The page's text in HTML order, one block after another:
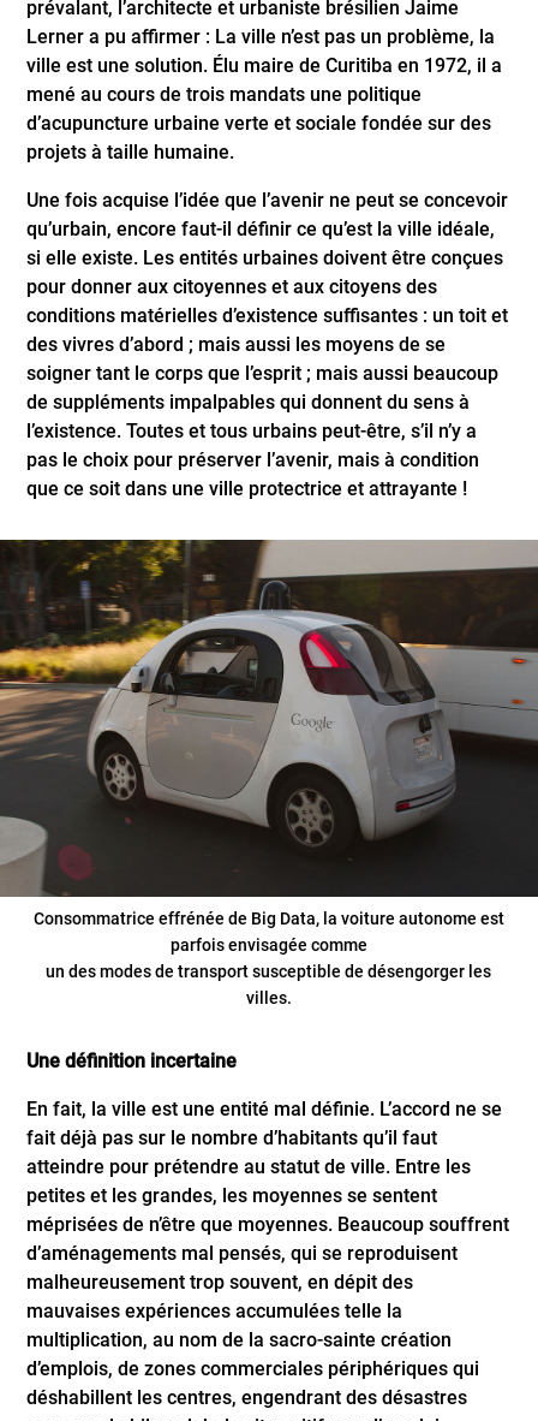
prévalant, l’architecte et urbaniste brésilien Jaime
Lerner a pu affirmer : La ville n’est pas un problème, la
ville est une solution. Élu maire de Curitiba en 1972, il a
mené au cours de trois mandats une politique
d’acupuncture urbaine verte et sociale fondée sur des
projets à taille humaine.
Une fois acquise l’idée que l’avenir ne peut se concevoir
qu’urbain, encore faut-il définir ce qu’est la ville idéale,
si elle existe. Les entités urbaines doivent être conçues
pour donner aux citoyennes et aux citoyens des
conditions matérielles d’existence suffisantes : un toit et
des vivres d’abord ; mais aussi les moyens de se
soigner tant le corps que l’esprit ; mais aussi beaucoup
de suppléments impalpables qui donnent du sens à
l’existence. Toutes et tous urbains peut-être, s’il n’y a
pas le choix pour préserver l’avenir, mais à condition
que ce soit dans une ville protectrice et attrayante !
Consommatrice effrénée de Big Data, la voiture autonome est
parfois envisagée comme
un des modes de transport susceptible de désengorger les
villes.
Une définition incertaine
En fait, la ville est une entité mal définie. L’accord ne se
fait déjà pas sur le nombre d’habitants qu’il faut
atteindre pour prétendre au statut de ville. Entre les
petites et les grandes, les moyennes se sentent
méprisées de n’être que moyennes. Beaucoup souffrent
d’aménagements mal pensés, qui se reproduisent
malheureusement trop souvent, en dépit des
mauvaises expériences accumulées telle la
multiplication, au nom de la sacro-sainte création
d’emplois, de zones commerciales périphériques qui
déshabillent les centres, engendrant des désastres